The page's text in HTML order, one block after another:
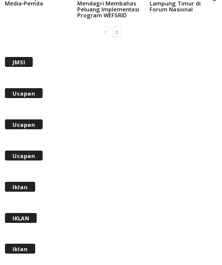
Media-Pemda
Mendagri Membahas
Peluang Implementasi
Program WEFSRID
Lampung Timur di
Forum Nasional
JMSI
Ucapan
Ucapan
Ucapan
Iklan
IKLAN
Iklan